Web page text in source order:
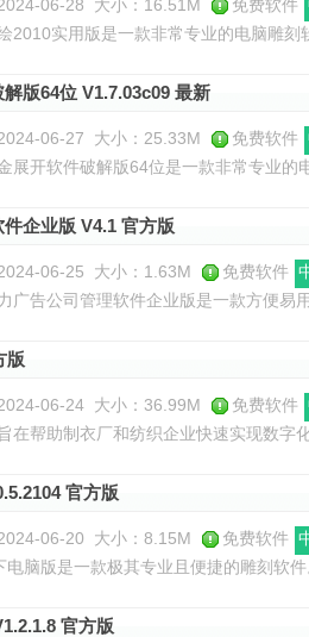
06-28 大小：16.51M 免费软件
实用版是一款非常专业的电脑雕刻
版64位 V1.7.03c09 最新
06-27 大小：25.33M 免费软件
开软件破解版64位是一款非常专业的
企业版 V4.1 官方版
06-25 大小：1.63M 免费软件
告公司管理软件企业版是一款方便易
版
06-24 大小：36.99M 免费软件
帮助制衣厂和纺织企业快速实现数字
官方版
06-20 大小：8.15M 免费软件
版是一款极其专业且便捷的雕刻软件
官方版